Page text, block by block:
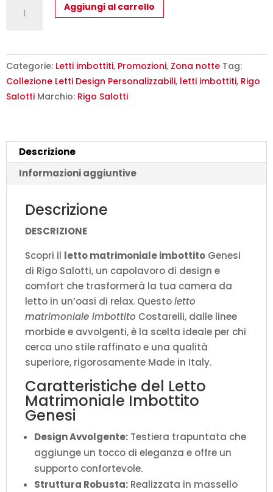
Matrimoniale
Rigo
Salotti
-
quantità
Aggiungi al carrello
Categorie: Letti imbottiti, Promozioni, Zona notte Tag:
Collezione Letti Design Personalizzabili, letti imbottiti, Rigo
Salotti Marchio: Rigo Salotti
Descrizione
Informazioni aggiuntive
Descrizione
DESCRIZIONE
Scopri il letto matrimoniale imbottito Genesi
di Rigo Salotti, un capolavoro di design e
comfort che trasformerà la tua camera da
letto in un’oasi di relax. Questoletto
matrimoniale imbottito Costarelli, dalle linee
morbide e avvolgenti, è la scelta ideale per chi
cerca uno stile raffinato e una qualità
superiore, rigorosamente Made in Italy.
Caratteristiche del Letto
Matrimoniale Imbottito
Genesi
Design Avvolgente: Testiera trapuntata che
aggiunge un tocco di eleganza e offre un
supporto confortevole.
Struttura Robusta: Realizzata in massello